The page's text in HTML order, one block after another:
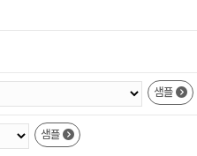
샘플
샘플